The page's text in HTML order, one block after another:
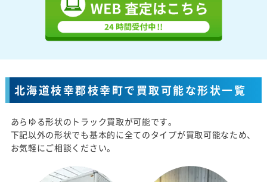
北海道枝幸郡枝幸町で買取可能な形状一覧
あらゆる形状のトラック買取が可能です。
下記以外の形状でも基本的に全てのタイプが買取可能なため、
お気軽にご相談ください。